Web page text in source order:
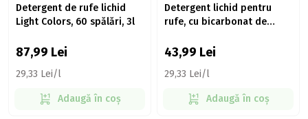
Detergent de rufe lichid
Light Colors, 60 spălări, 3l
87,99 Lei
29,33 Lei/l
Adaugă în coș
Detergent lichid pentru
rufe, cu bicarbonat de
1.5l
43,99 Lei
29,33 Lei/l
Adaugă în coș